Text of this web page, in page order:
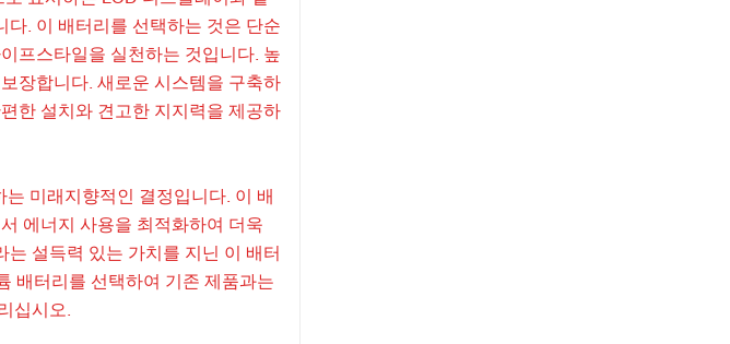
. 이 배터리를 선택하는 것은 단순
프스타일을 실천하는 것입니다. 높
장합니다. 새로운 시스템을 구축하
한 설치와 견고한 지지력을 제공하
미래지향적인 결정입니다. 이 배
에너지 사용을 최적화하여 더욱
설득력 있는 가치를 지닌 이 배터
배터리를 선택하여 기존 제품과는
십시오.